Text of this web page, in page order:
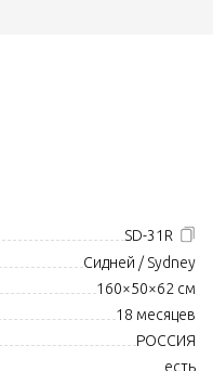
SD-31R
Сидней / Sydney
160×50×62 см
18 месяцев
РОССИЯ
есть